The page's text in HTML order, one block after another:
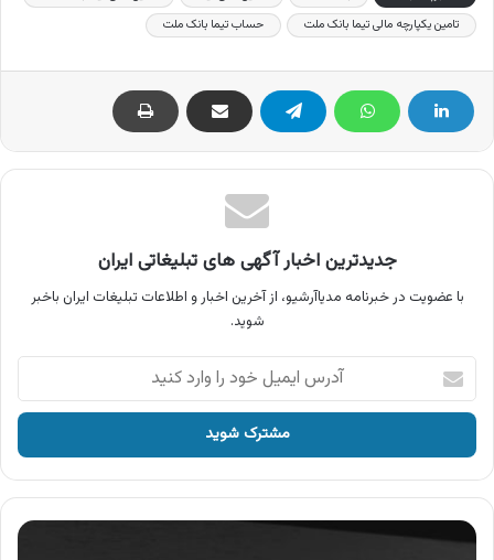
تامین یکپارچه مالی تیما بانک ملت
حساب تیما بانک ملت
جدیدترین اخبار آگهی های تبلیغاتی ایران
با عضویت در خبرنامه مدیاآرشیو، از آخرین اخبار و اطلاعات تبلیغات ایران باخبر
شوید.
آدرس
ایمیل
خود
وارد
کنید
آگهی